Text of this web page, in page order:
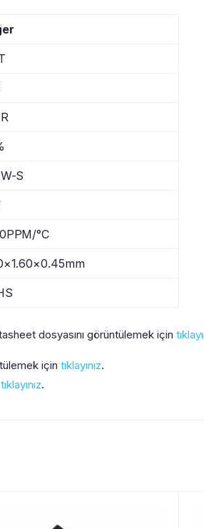
S
°C
dosyasını görüntülemek için
için tıklayınız.
tıklayınız.